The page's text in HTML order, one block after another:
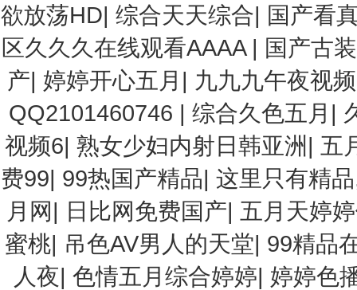
欲放荡HD|综合天天综合| 国产看
区久久久在线观看AAAA | 国产古
产| 婷婷开心五月 | 九九九午夜视频
QQ2101460746 | 综合久色五月 |
视频6|熟女少妇内射日韩亚洲 | 五
费99| 99热国产精品|这里只有精
月网| 日比网免费国产| 五月天婷
蜜桃| 吊色AV男人的天堂| 99精品
人夜|色情五月综合婷婷| 婷婷色